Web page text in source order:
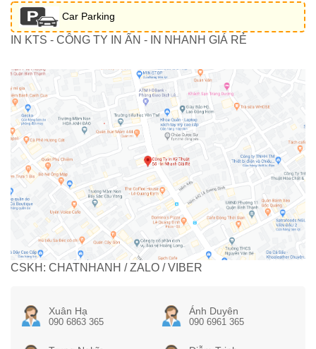
Car Parking
IN KTS - CÔNG TY IN ẤN - IN NHANH GIÁ RẺ
CSKH: CHATNHANH / ZALO / VIBER
Xuân Hạ
090 6863 365
Ánh Duyên
090 6961 365